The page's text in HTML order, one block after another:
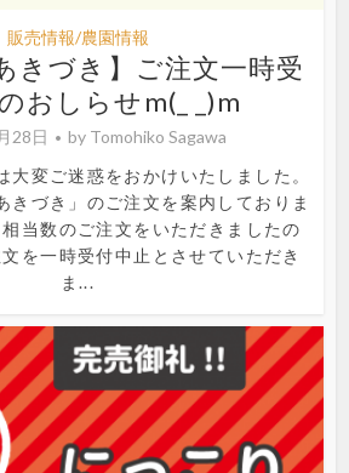
販売情報/農園情報
きづき】ご注文一時受
おしらせm(_ _)m
28日 by Tomohiko Sagawa
大変ご迷惑をおかけいたしました。
きづき」のご注文を案内しておりま
当数のご注文をいただきましたの
を一時受付中止とさせていただき
ま...